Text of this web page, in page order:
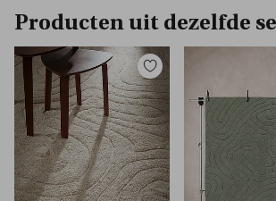
Producten uit dezelfde
Toevoegen
aan
favorieten